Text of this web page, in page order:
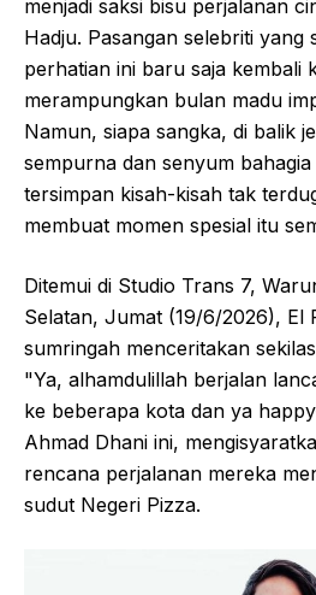
menjadi saksi bisu perjalanan
Hadju. Pasangan selebriti yang
perhatian ini baru saja kembali
merampungkan bulan madu
Namun, siapa sangka, di balik
sempurna dan senyum
tersimpan kisah-kisah tak
membuat momen spesial itu
Ditemui di Studio Trans 7,
Selatan, Jumat (19/6/2026), El
sumringah menceritakan
"Ya, alhamdulillah berjalan
ke beberapa kota dan ya
Ahmad Dhani ini,
rencana perjalanan mereka
sudut Negeri Pizza.